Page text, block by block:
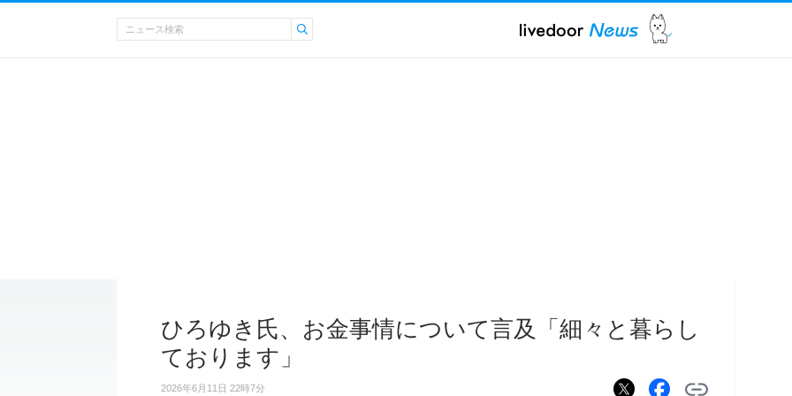
ひろゆき氏、お金事情について言及「細々と暮らし
ております」
2026年6月11日 22時7分